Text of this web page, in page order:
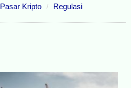
Pasar Kripto Regulasi